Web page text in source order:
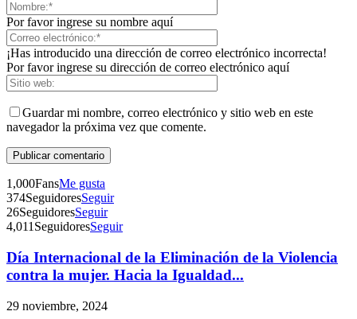
Por favor ingrese su nombre aquí
¡Has introducido una dirección de correo electrónico incorrecta!
Por favor ingrese su dirección de correo electrónico aquí
Guardar mi nombre, correo electrónico y sitio web en este
navegador la próxima vez que comente.
1,000FansMe gusta
374SeguidoresSeguir
26SeguidoresSeguir
4,011 SeguidoresSeguir
Día Internacional de la Eliminación de la Violencia
contra la mujer. Hacia la Igualdad...
29 noviembre, 2024